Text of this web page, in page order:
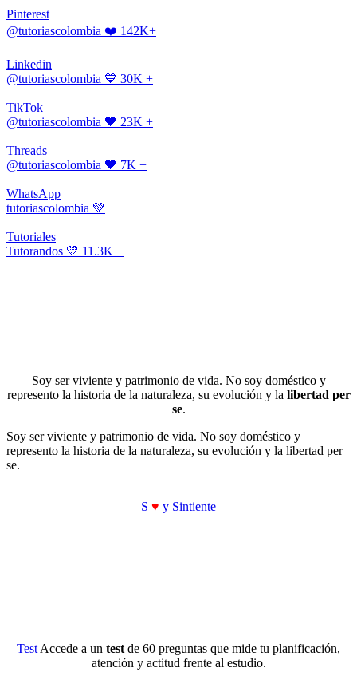
Pinterest
@tutoriascolombia ❤️ 142K+
Linkedin
@tutoriascolombia 💙 30K +
TikTok
@tutoriascolombia 🖤 23K +
Threads
@tutoriascolombia 🖤 7K +
WhatsApp
tutoriascolombia 💚
Tutoriales
Tutorandos 💛 11.3K +
Soy ser viviente y patrimonio de vida. No soy doméstico y
represento la historia de la naturaleza, su evolución y la libertad per
se.
Soy ser viviente y patrimonio de vida. No soy doméstico y
represento la historia de la naturaleza, su evolución y la libertad per
se.
S ♥ y Sintiente
Test Accede a un test de 60 preguntas que mide tu planificación,
atención y actitud frente al estudio.